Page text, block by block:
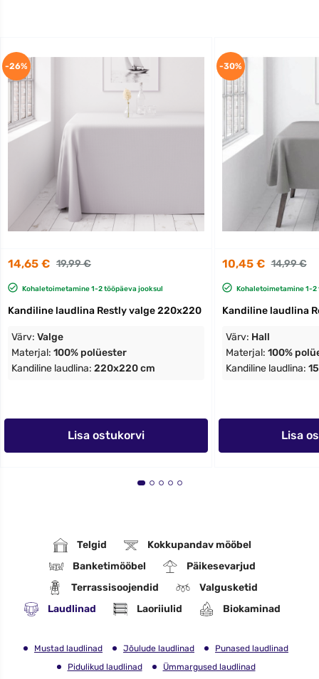
14,65 € 19,99 €
Kohaletoimetamine 1-2 tööpäeva jooksul
Kandiline laudlina Restly valge 220x220
Värv: Valge
Materjal: 100% polüester
Kandiline laudlina: 220x220 cm
Lisa ostukorvi
-26%
10,45 € 14,99 €
Kohaletoimetamine 1-
Kandiline laudlina
Värv: Hall
Materjal: 100%
Kandiline laudlina:
Lisa
-30%
Telgid
Kokkupandav mööbel
Banketimööbel
Päikesevarjud
Terrassisoojendid
Valgusketid
Laudlinad
Laoriiulid Biokaminad
Mustad laudlinad Jõulude laudlinad
Punased laudlinad
Pidulikud laudlinad
Ümmargused laudlinad